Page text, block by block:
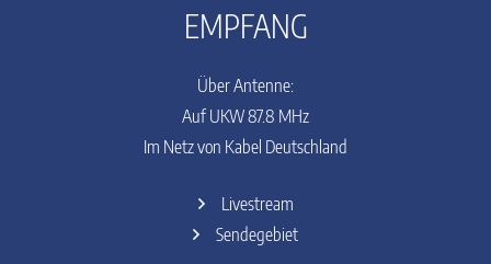
EMPFANG
Über Antenne:
Auf UKW 87.8 MHz
Im Netz von Kabel Deutschland
Livestream
Sendegebiet